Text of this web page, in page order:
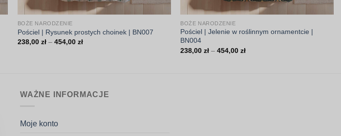
BOŻE NARODZENIE
Pościel | Rysunek prostych choinek | BN007
238,00 zł – 454,00 złZakres
BOŻE NARODZENIE
Pościel | Jelenie w roślinnym ornamentcie |
BN004
238,00zł – 454,00złZakres
WAŻNE INFORMACJE
Moje konto